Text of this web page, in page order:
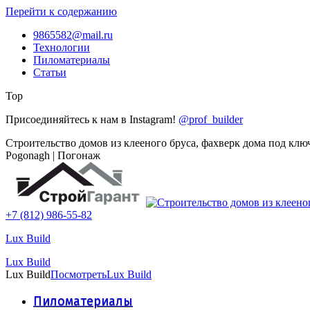
Перейти к содержанию
9865582@mail.ru
Технологии
Пиломатериалы
Статьи
Top
Присоединяйтесь к нам в Instagram! @prof_builder
Строительство домов из клееного бруса, фахверк дома под
Pogonagh | Погонаж
+7 (812) 986-55-82
Lux Build
Lux Build
Lux BuildПосмотретьLux Build
Пиломатериалы